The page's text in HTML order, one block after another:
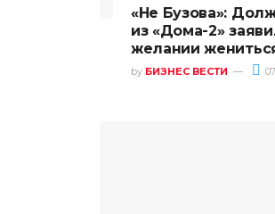
«Не Бузова»:
из «Дома-2»
желании
by БИЗНЕС ВЕСТИ